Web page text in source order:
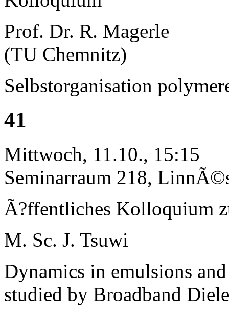
Prof. Dr. R. Magerle
(TU Chemnitz)
Selbstorganisation
41
Mittwoch, 11.10., 15:15
Seminarraum 218,
Ã?ffentliches Kolloquium
M. Sc. J. Tsuwi
Dynamics in emulsions
studied by Broadband